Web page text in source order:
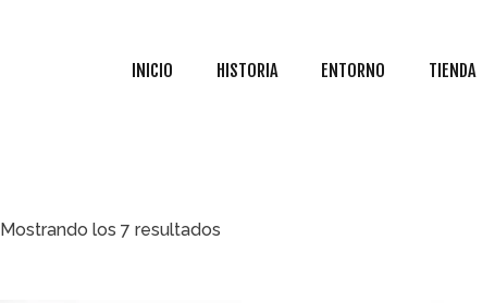
INICIO HISTORIA ENTORNO TIENDA
Mostrando los 7 resultados